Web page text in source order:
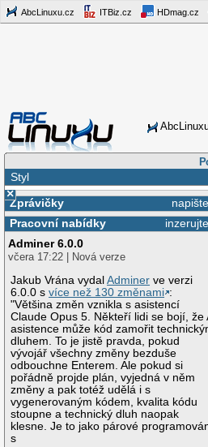
AbcLinuxu.cz ITBiz.cz HDmag.cz
Styl
×
Zprávičky
Pracovní nabídky
Adminer 6.0.0
včera 17:22 | Nová verze
Jakub Vrána vydalAdminer ve verzi
6.0.0 svíce než 130 změnami :
"Většina změn vznikla s asistencí
Claude Opus 5. Někteří lidi se bojí, že
asistence může kód zamořit
dluhem. To je jistě pravda, pokud
vývojář všechny změny bezduše
odbouchne Enterem. Ale pokud si
pořádně projde plán, vyjedná v něm
změny a pak totéž udělá i s
vygenerovaným kódem, kvalita kódu
stoupne a technický dluh naopak
klesne. Je to jako párové
s